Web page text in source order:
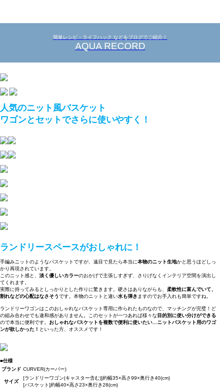
簡単レシピ・ライフハック などをブログでご紹介！
AQUA RECORD
人気のニット風バスケット
ワゴンとセットでさらに使いやすく！
ランドリースペースがおしゃれに！
手編みニットのようなバスケットですが、遠目で見たら本当に本物のニット生地かと思うほどしっ
かり再現されています。
このニット感と、 淡く優しいカラーのおかげで主張しすぎず、さりげなくインテリア空間を演出し
てくれます。
実際に持ってみるとしっかりとした作りに驚きます。硬さはありながらも、 柔軟性に富んでいて、
割れなどの心配はなさそうです。本物のニットと違い水も弾き ますのでお手入れも簡単ですね。
ランドリーワゴンはこのおしゃれなバスケット専用に作られたものなので、マッチングが完璧！ど
の組み合わせでも違和感がありません。このセットが一つあれば様々な 目的別に使い分けができる
ので本当に便利です。 おしゃれなバスケットを複数で便利に使いたい…ニットバスケット用のワゴ
ンが欲しかった！ といった方、オススメです！
■仕様
ブランド CURVER(カーバー)
サイズ
[ランドリーワゴン(キャスター含む)]約幅35×高さ99×奥行き40(cm)
[バスケット]約幅40×高さ23×奥行き28(cm)